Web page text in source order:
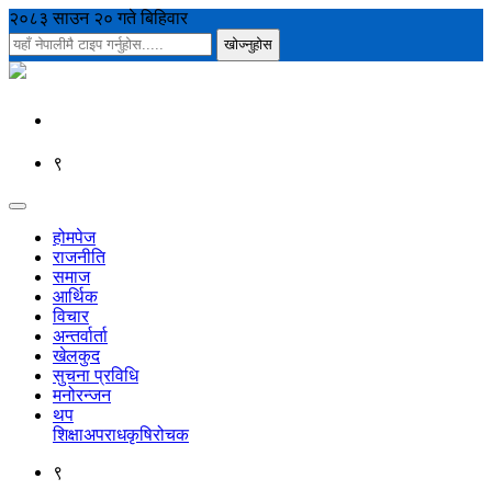
२०८३ साउन २० गते बिहिवार
९
होमपेज
राजनीति
समाज
आर्थिक
विचार
अन्तर्वार्ता
खेलकुद
सुचना प्रविधि
मनोरन्जन
थप
शिक्षाअपराधकृषिरोचक
९